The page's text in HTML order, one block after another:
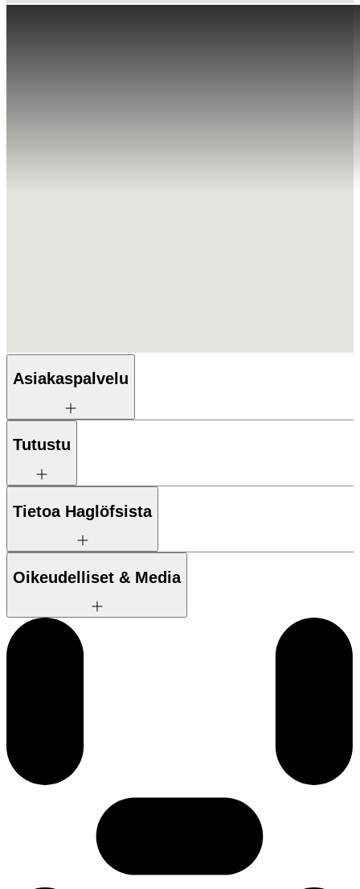
Asiakaspalvelu
Tutustu
Tietoa Haglöfsista
Oikeudelliset & Media